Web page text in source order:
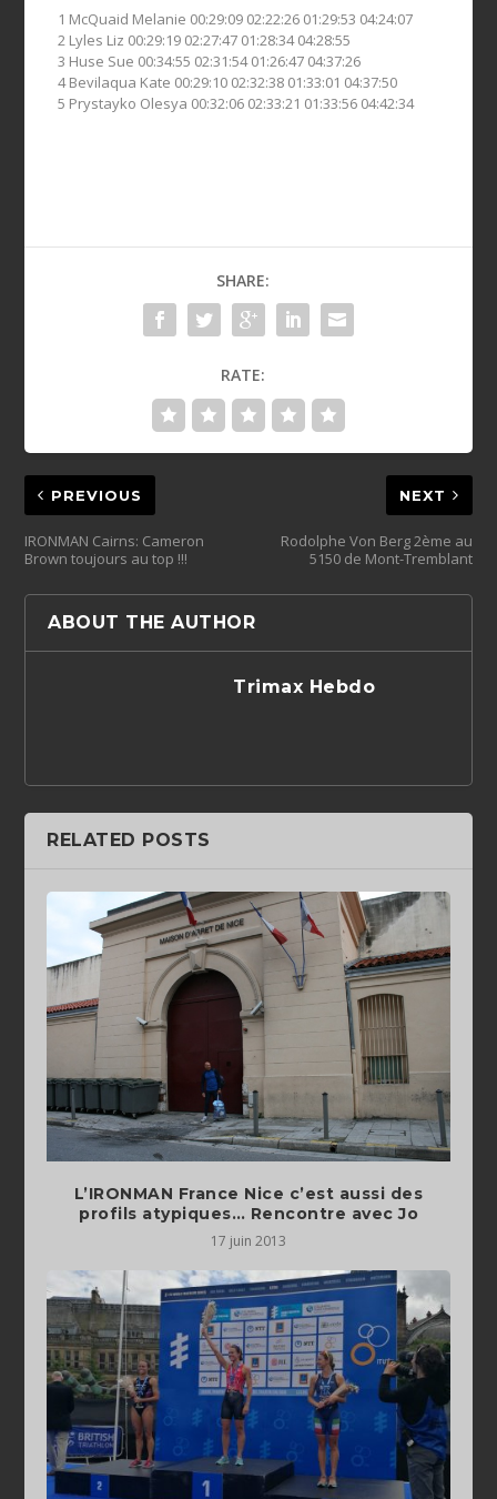
1 McQuaid Melanie 00:29:09 02:22:26 01:29:53 04:24:07
2 Lyles Liz 00:29:19 02:27:47 01:28:34 04:28:55
3 Huse Sue 00:34:55 02:31:54 01:26:47 04:37:26
4 Bevilaqua Kate 00:29:10 02:32:38 01:33:01 04:37:50
5 Prystayko Olesya 00:32:06 02:33:21 01:33:56 04:42:34
SHARE:
RATE:
PREVIOUS
IRONMAN Cairns: Cameron
Brown toujours au top !!!
NEXT
Rodolphe Von Berg 2ème au
5150 de Mont-Tremblant
ABOUT THE AUTHOR
Trimax Hebdo
RELATED POSTS
L’IRONMAN France Nice c’est aussi des
profils atypiques… Rencontre avec Jo
17 juin 2013